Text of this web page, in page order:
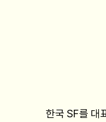
한국 SF를 대